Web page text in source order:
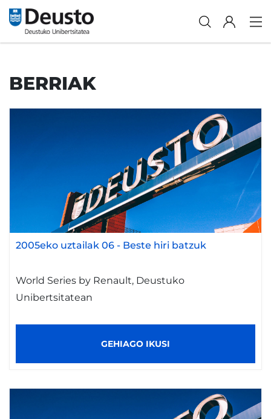
BERRIAK
2005eko uztailak 06 - Beste hiri batzuk
World Series by Renault, Deustuko
Unibertsitatean
GEHIAGO IKUSI